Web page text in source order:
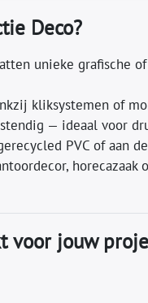
Deco?
unieke grafische
kliksystemen of
— ideaal voor
PVC of aan
voor jouw